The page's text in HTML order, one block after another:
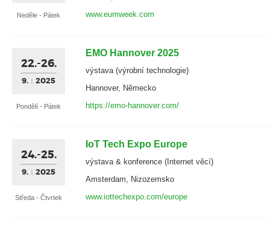
Neděle - Pátek
www.eumweek.com
22.-26.
9. 2025
Pondělí - Pátek
EMO Hannover 2025
výstava (výrobní technologie)
Hannover, Německo
https://emo-hannover.com/
24.-25.
9. 2025
Středa - Čtvrtek
IoT Tech Expo Europe
výstava & konference (Internet věcí)
Amsterdam, Nizozemsko
www.iottechexpo.com/europe